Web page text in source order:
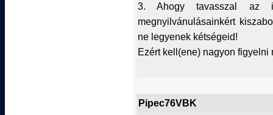
3. Ahogy tavasszal az
megnyilvánulásainkért
ne legyenek kétségeid!
Ezért kell(ene) nagyon figyelni
Pipec76VBK